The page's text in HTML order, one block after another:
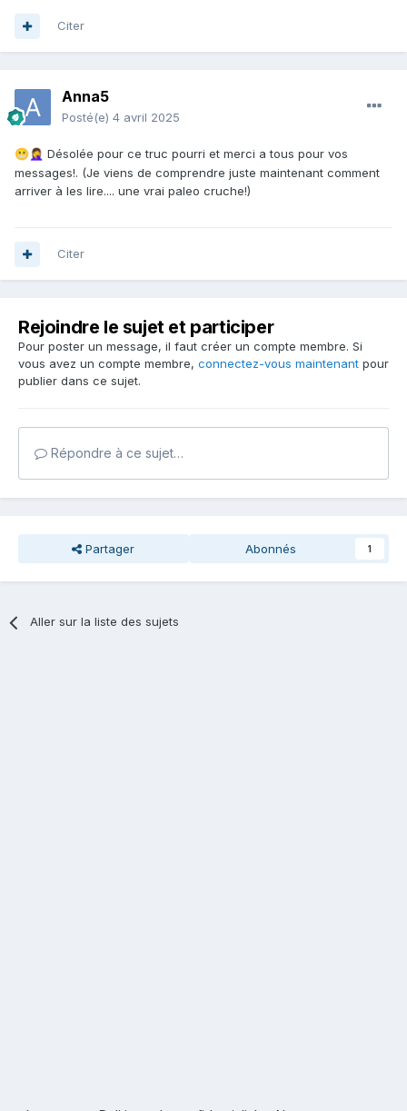
Citer
Anna5
Posté(e) 4 avril 2025
😬 🤦‍♀️ Désolée pour ce truc pourri et merci a tous pour vos
messages!. (Je viens de comprendre juste maintenant comment
arriver à les lire.... une vrai paleo cruche!)
Citer
Rejoindre le sujet et participer
Pour poster un message, il faut créer un compte membre. Si
vous avez un compte membre, connectez-vous maintenant pour
publier dans ce sujet.
Répondre à ce sujet…
Partager Abonnés 1
Aller sur la liste des sujets